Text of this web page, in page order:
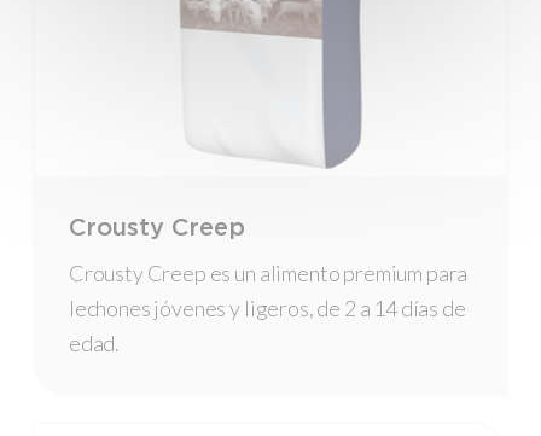
Crousty Creep
Crousty Creep es un alimento premium para
lechones jóvenes y ligeros, de 2 a 14 días de
edad.